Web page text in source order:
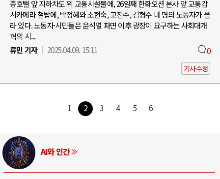
종호텔 앞 지하차도 위 교통시설물에, 26일째 한화오션 본사 앞 교통감
시카메라 철탑에, 박정혜와 소현숙, 고진수, 김형수 네 명의 노동자가 올
라 있다. 노동자·시민들은 윤석열 파면 이후 광장이 요구하는 사회대개
혁의 시...
류민 기자
2025.04.09. 15:11 0
기사수정
1 2 3 4 5 6
AI와 인간